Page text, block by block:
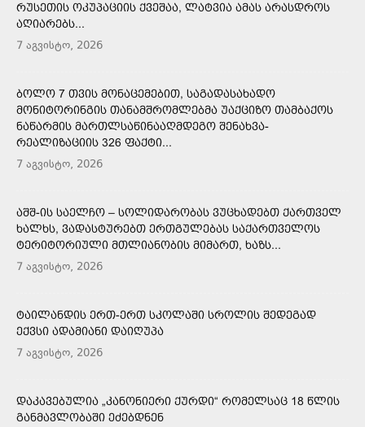
ᲠᲣᲡᲔᲗᲘᲡ ᲝᲙᲣᲞᲐᲪᲘᲘᲡ ᲥᲕᲔᲨᲐᲐ, ᲚᲐᲢᲕᲘᲐ ᲐᲛᲐᲡ ᲐᲠᲐᲡᲓᲠᲝᲡ
ᲐᲦᲘᲐᲠᲔᲑᲡ...
7 აგვისტო, 2026
ᲑᲝᲚᲝ 7 ᲗᲕᲘᲡ ᲛᲝᲜᲐᲪᲔᲛᲔᲑᲘᲗ, ᲡᲐᲒᲐᲓᲐᲡᲐᲮᲐᲓᲝ
ᲛᲝᲜᲘᲢᲝᲠᲘᲜᲒᲘᲡ ᲗᲐᲜᲐᲛᲨᲠᲝᲛᲚᲔᲑᲛᲐ ᲣᲐᲥᲪᲘᲖᲝ ᲗᲐᲛᲑᲐᲥᲝᲡ
ᲜᲐᲬᲐᲠᲛᲘᲡ ᲛᲐᲠᲗᲚᲡᲐᲬᲘᲜᲐᲐᲦᲛᲓᲔᲒᲝ ᲨᲔᲜᲐᲮᲕᲐ-
ᲠᲔᲐᲚᲘᲖᲐᲪᲘᲘᲡ 326 ᲤᲐᲥᲢᲘ...
7 აგვისტო, 2026
ᲐᲨᲨ-ᲘᲡ ᲡᲐᲔᲚᲩᲝ – ᲡᲝᲚᲘᲓᲐᲠᲝᲑᲐᲡ ᲕᲣᲪᲮᲐᲓᲔᲑᲗ ᲥᲐᲠᲗᲕᲔᲚ
ᲮᲐᲚᲮᲡ, ᲕᲐᲓᲐᲡᲢᲣᲠᲔᲑᲗ ᲔᲠᲗᲒᲣᲚᲔᲑᲐᲡ ᲡᲐᲥᲐᲠᲗᲕᲔᲚᲝᲡ
ᲢᲔᲠᲘᲢᲝᲠᲘᲣᲚᲘ ᲛᲗᲚᲘᲐᲜᲝᲑᲘᲡ ᲛᲘᲛᲐᲠᲗ, ᲮᲐᲖᲡ...
7 აგვისტო, 2026
ᲢᲐᲘᲚᲐᲜᲓᲘᲡ ᲔᲠᲗ-ᲔᲠᲗ ᲡᲙᲝᲚᲐᲨᲘ ᲡᲠᲝᲚᲘᲡ ᲨᲔᲓᲔᲒᲐᲓ
ᲔᲥᲕᲡᲘ ᲐᲓᲐᲛᲘᲐᲜᲘ ᲓᲐᲘᲦᲣᲞᲐ
7 აგვისტო, 2026
ᲓᲐᲙᲐᲕᲔᲑᲣᲚᲘᲐ „ᲙᲐᲜᲝᲜᲘᲔᲠᲘ ᲥᲣᲠᲓᲘ“ ᲠᲝᲛᲔᲚᲡᲐᲪ 18 ᲬᲚᲘᲡ
ᲒᲐᲜᲛᲐᲕᲚᲝᲑᲐᲨᲘ ᲔᲫᲔᲑᲓᲜᲔᲜ